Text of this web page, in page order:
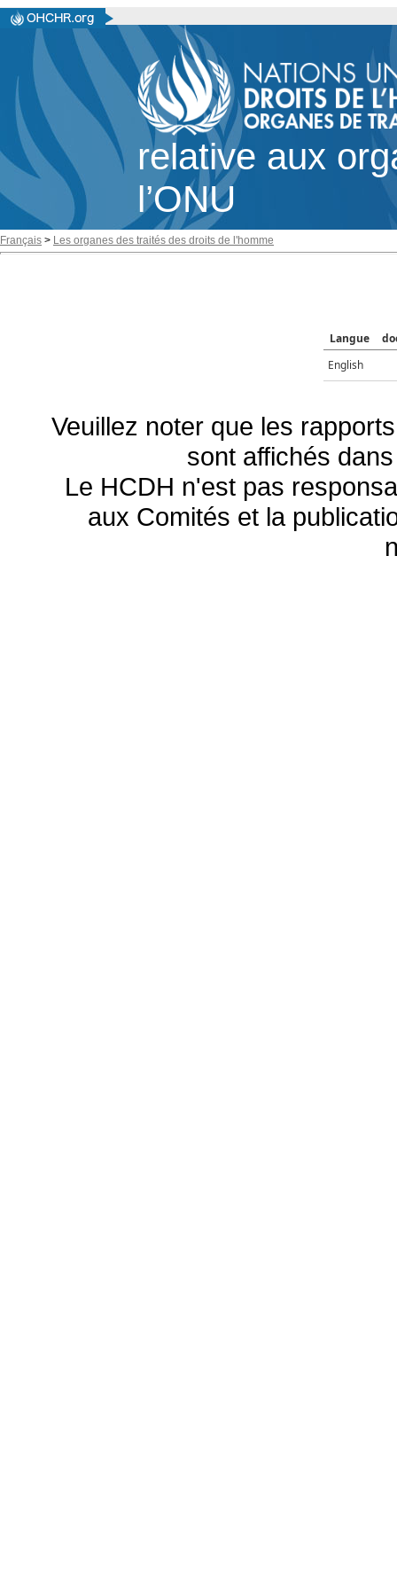
relative aux
l’ONU
Français > Les organes des traités des droits de l'homme
Langue
English
Veuillez noter que les
sont affichés
Le HCDH n'est pas
aux Comités et la